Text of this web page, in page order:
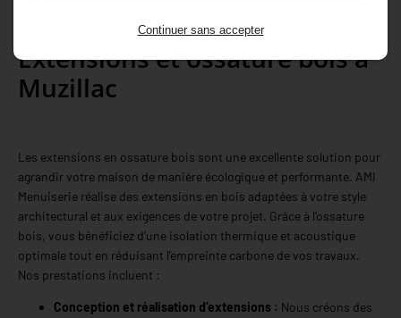
Extensions et ossature bois à
Muzillac
Les extensions en ossature bois sont une excellente solution pour
agrandir votre maison de manière écologique et performante. AMI
Menuiserie réalise des extensions en bois adaptées à votre style
architectural et aux exigences de votre projet. Grâce à l’ossature
bois, vous bénéficiez d’une isolation thermique et acoustique
optimale tout en réduisant l'empreinte carbone de vos travaux.
Nos prestations incluent :
Conception et réalisation d’extensions : Nous créons des
Continuer sans accepter